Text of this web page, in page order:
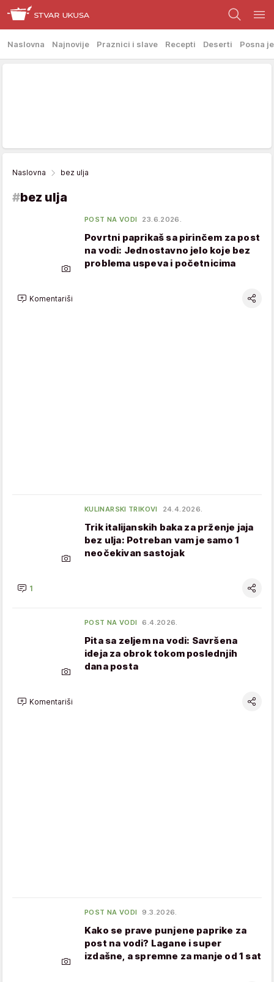
Naslovna Najnovije Praznici i slave Recepti Deserti Posna
Naslovna bez ulja
#bez ulja
POST NA VODI 23.6.2026.
Povrtni paprikaš sa pirinčem za post
na vodi: Jednostavno jelo koje bez
problema uspeva i početnicima
Komentariši
KULINARSKI TRIKOVI 24.4.2026.
Trik italijanskih baka za prženje jaja
bez ulja: Potreban vam je samo 1
neočekivan sastojak
1
POST NA VODI 6.4.2026.
Pita sa zeljem na vodi: Savršena
ideja za obrok tokom poslednjih
dana posta
Komentariši
POST NA VODI 9.3.2026.
Kako se prave punjene paprike za
post na vodi? Lagane i super
izdašne, a spremne za manje od 1 sat